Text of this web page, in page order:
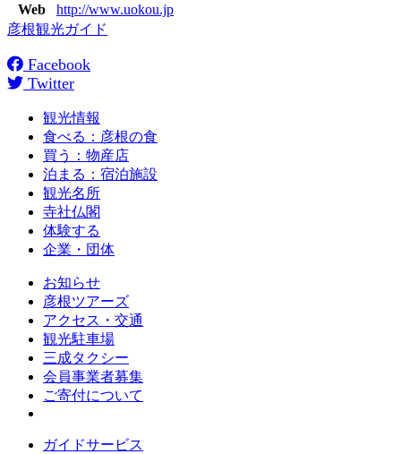
Web
http://www.uokou.jp
彦根観光ガイド
Facebook
Twitter
観光情報
食べる：彦根の食
買う：物産店
泊まる：宿泊施設
観光名所
寺社仏閣
体験する
企業・団体
お知らせ
彦根ツアーズ
アクセス・交通
観光駐車場
三成タクシー
会員事業者募集
ご寄付について
ガイドサービス